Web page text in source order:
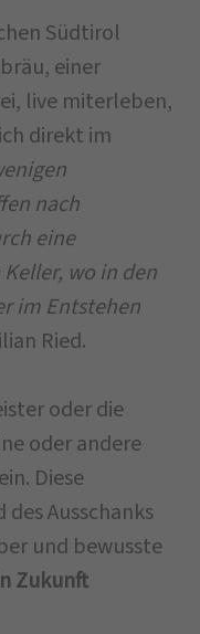
Südtirol
einer
live miterleben,
direkt im
nach
eine
wo in den
im Entstehen
Ried.
oder die
oder andere
Diese
Ausschanks
und bewusste
Zukunft